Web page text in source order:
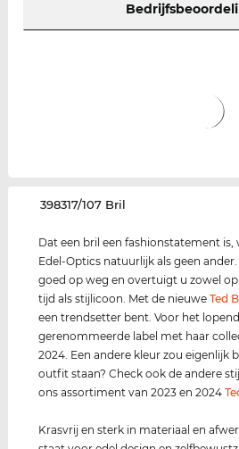
‌398317/107 Bril
Dat een bril een fashionstatement is,
Edel-Optics natuurlijk als geen
goed op weg en overtuigt u zowel
tijd als stijlicoon. Met de nieuweTed
een trendsetter bent. Voor het
gerenommeerde label met haar
2024. Een andere kleur zou eigenlijk
outfit staan? Check ook de andere
ons assortiment van 2023 en 2024
Krasvrij en sterk in materiaal en